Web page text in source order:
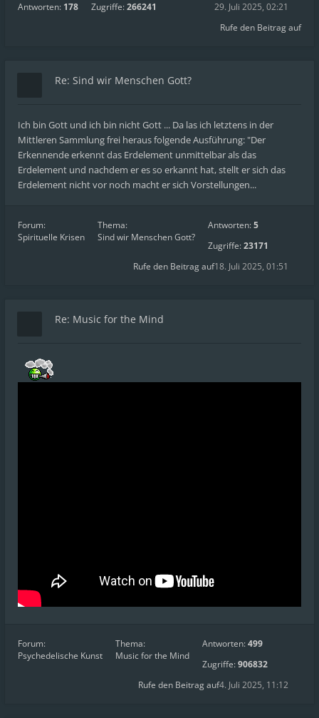
Antworten: 178 Zugriffe:266241
29. Juli 2025, 02:21
Rufe den Beitrag auf
Re: Sind wir Menschen Gott?
Ich bin Gott und ich bin nicht Gott ... Da las ich letztens in der
Mittleren Sammlung frei heraus folgende Ausführung: "Der
Erkennende erkennt das Erdelement unmittelbar als das
Erdelement und nachdem er es so erkannt hat, stellt er sich das
Erdelement nicht vor noch macht er sich Vorstellungen...
Forum:
Spirituelle Krisen
Thema:
Sind wir Menschen Gott?
Antworten:5
Zugriffe:23171
18. Juli 2025, 01:51
Rufe den Beitrag auf
Re: Music for the Mind
Forum:
Psychedelische Kunst
Thema:
Music for the Mind
Antworten:499
Zugriffe:906832
4. Juli 2025, 11:12
Rufe den Beitrag auf